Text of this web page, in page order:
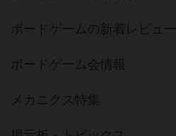
ボードゲームの新着レビュー
ボードゲーム会情報
メカニクス特集